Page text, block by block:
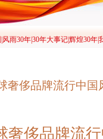
奢侈品牌流行中国
奢侈品牌流